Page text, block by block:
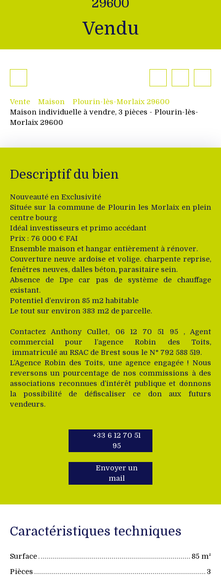
29600
Vendu
Vente Maison
Plourin-lès-Morlaix 29600
Maison individuelle à vendre, 3 pièces - Plourin-lès-
Morlaix 29600
Descriptif du bien
Nouveauté en Exclusivité
Située sur la commune de Plourin les Morlaix en plein
centre bourg
Idéal investisseurs et primo accédant
Prix : 76 000 € FAI
Ensemble maison et hangar entièrement à rénover.
Couverture neuve ardoise et volige. charpente reprise,
fenêtres neuves, dalles béton, parasitaire sein.
Absence de Dpe car pas de système de chauffage
existant.
Potentiel d’environ 85 m2 habitable
Le tout sur environ 383 m2 de parcelle.
Contactez Anthony Cullet, 06 12 70 51 95 , Agent
commercial pour l’agence Robin des Toits,
immatriculé au RSAC de Brest sous le N° 792 588 519.
L’Agence Robin des Toits, une agence engagée ! Nous
reversons un pourcentage de nos commissions à des
associations reconnues d’intérêt publique et donnons
la possibilité de défiscaliser ce don aux futurs
vendeurs.
+33 6 12 70 51
95
Envoyer un
mail
Caractéristiques techniques
Surface 85 m²
Pièces
3